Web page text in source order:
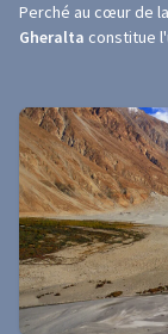
Perché au cœur de
Gheralta constitue